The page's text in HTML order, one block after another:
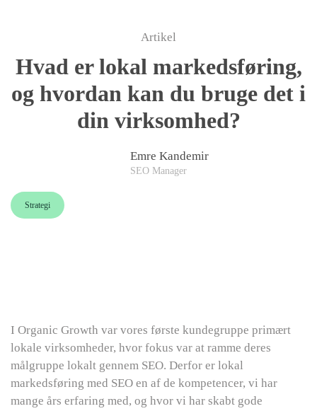
Artikel
Hvad er lokal markedsføring,
og hvordan kan du bruge det i
din virksomhed?
Emre Kandemir
SEO Manager
Strategi
I Organic Growth var vores første kundegruppe primært
lokale virksomheder, hvor fokus var at ramme deres
målgruppe lokalt gennem SEO. Derfor er lokal
markedsføring med SEO en af de kompetencer, vi har
mange års erfaring med, og hvor vi har skabt gode